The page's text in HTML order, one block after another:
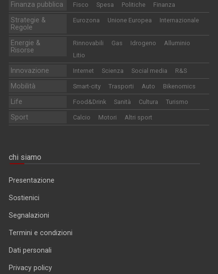
Finanza pubblica Fisco Spesa Politiche Finanza
Strategie &
Regole
Eurozona Unione Europea Internazionale
Energie &
Risorse
Rinnovabili Gas Idrogeno
Alluminio
Litio
Innovazione Internet Scienza Social media R&S
Mobilità Smart-city Trasporti Auto Bikenomics
Life Food&Drink Sanità Cultura Turismo
Sport Calcio Motori Altri sport
chi siamo
Presentazione
Sostienici
Segnalazioni
Termini e condizioni
Dati personali
Privacy policy